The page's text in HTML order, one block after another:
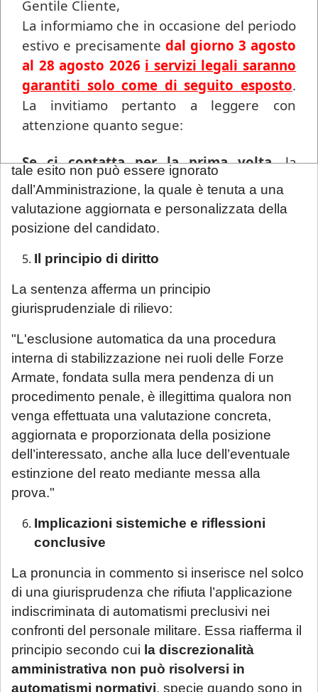
comporta l’inapplicabilità automatica di talune
cause ostative previste per l’accesso iniziale, tra
cui la pendenza di procedimenti penali.
Particolare rilievo è stato dato all’esito
favorevole della messa alla prova, che implica
non solo l’estinzione del reato, ma anche una
valutazione positiva del comportamento tenuto
tale esito non può essere ignorato
dall’Amministrazione, la quale è tenuta a una
valutazione aggiornata e personalizzata della
posizione del candidato.
Il principio di diritto
La sentenza afferma un principio
giurisprudenziale di rilievo:
"L'esclusione automatica da una procedura
interna di stabilizzazione nei ruoli delle Forze
Armate, fondata sulla mera pendenza di un
procedimento penale, è illegittima qualora non
venga effettuata una valutazione concreta,
aggiornata e proporzionata della posizione
dell’interessato, anche alla luce dell’eventuale
estinzione del reato mediante messa alla
prova."
Implicazioni sistemiche e riflessioni
conclusive
La pronuncia in commento si inserisce nel solco
di una giurisprudenza che rifiuta l’applicazione
indiscriminata di automatismi preclusivi nei
confronti del personale militare. Essa riafferma il
principio secondo cui la discrezionalità
amministrativa non può risolversi in
automatismi normativi, specie quando sono in
Gentile Cliente,
La informiamo che in occasione del periodo
estivo e precisamente dal giorno 3 agosto
al 28 agosto 2026 i servizi legali saranno
garantiti solo come di seguito esposto.
La invitiamo pertanto a leggere con
attenzione quanto segue:
Se ci contatta per la prima volta, la
informiamo che ogni richiesta di
consulenza pervenuta in questo periodo
sarà gestita in videoconferenza a fronte di
periodo di chiusura dello Studio.
che tale maggiorazione non comporta un
trattamento prioritario
: l'appuntamento
sarà calendarizzato in base alla disponibilità
dei professionisti, in relazione all'urgenza
della questione posta. Se interessato, si
invita a mandare una mail con richiesta di
prenotazione.
Sarà comunque garantita assistenza
urgente esclusivamente per le seguenti
casistiche:
avviso di conclusione delle indagini ex
art. 415-bis c.p.p.;
ricorsi, memorie e osservazioni con
periodo di chiusura,solo se
comunicate tempestivamente alla
notifica ;
Per tali casistiche La invitiamo a descrivere
dettagliatamente la situazione in una
email: la Sua richiesta sarà evasa